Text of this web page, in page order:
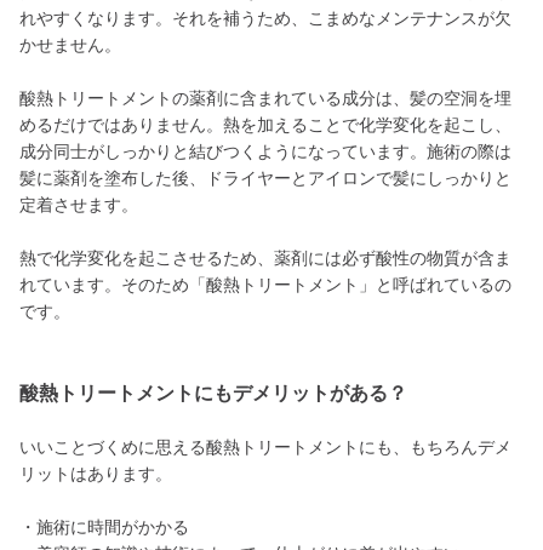
れやすくなります。それを補うため、こまめなメンテナンスが欠
かせません。
酸熱トリートメントの薬剤に含まれている成分は、髪の空洞を埋
めるだけではありません。熱を加えることで化学変化を起こし、
成分同士がしっかりと結びつくようになっています。施術の際は
髪に薬剤を塗布した後、ドライヤーとアイロンで髪にしっかりと
定着させます。
熱で化学変化を起こさせるため、薬剤には必ず酸性の物質が含ま
れています。そのため「酸熱トリートメント」と呼ばれているの
です。
酸熱トリートメントにもデメリットがある？
いいことづくめに思える酸熱トリートメントにも、もちろんデメ
リットはあります。
・施術に時間がかかる